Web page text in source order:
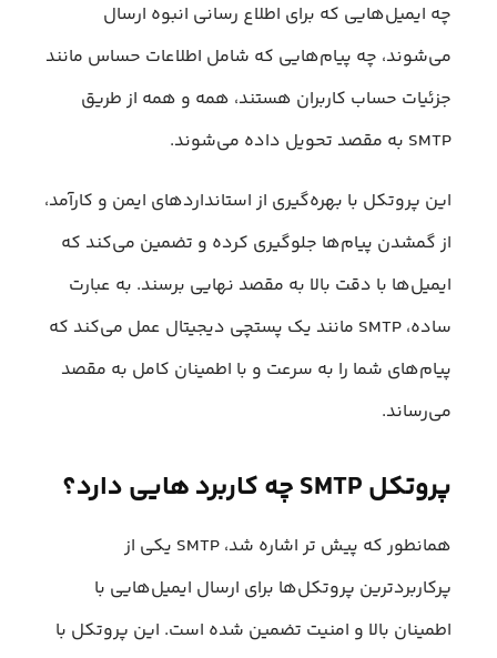
چه ایمیل‌هایی که برای اطلاع رسانی انبوه ارسال
می‌شوند، چه پیام‌هایی که شامل اطلاعات حساس مانند
جزئیات حساب کاربران هستند، همه و همه از طریق
SMTP به مقصد تحویل داده می‌شوند.
این پروتکل با بهره‌گیری از استانداردهای ایمن و کارآمد،
از گمشدن پیام‌ها جلوگیری کرده و تضمین می‌کند که
ایمیل‌ها با دقت بالا به مقصد نهایی برسند. به عبارت
ساده، SMTP مانند یک پستچی دیجیتال عمل می‌کند که
پیام‌های شما را به سرعت و با اطمینان کامل به مقصد
می‌رساند.
پروتکل SMTP چه کاربرد هایی دارد؟
همانطور که پیش تر اشاره شد، SMTP یکی از
پرکاربردترین پروتکل‌ها برای ارسال ایمیل‌هایی با
اطمینان بالا و امنیت تضمین شده است. این پروتکل با